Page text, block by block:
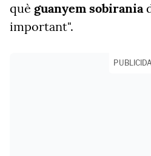
què guanyem sobirania
important".